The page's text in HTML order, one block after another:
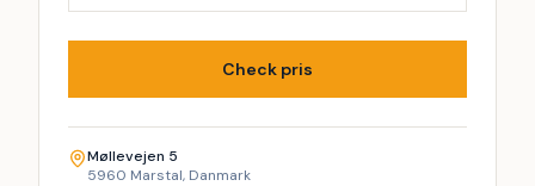
Check pris
Møllevejen 5
5960 Marstal, Danmark